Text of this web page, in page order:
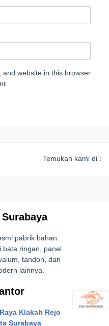
and website in this browser
Temukan kami di :
pabrik bahan
bata ringan, panel
tandon, dan
lainnya.
Klakah Rejo
Surabaya